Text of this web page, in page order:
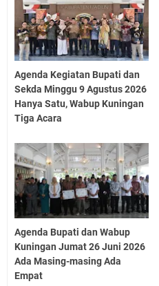
Agenda Kegiatan Bupati dan
Sekda Minggu 9 Agustus 2026
Hanya Satu, Wabup Kuningan
Tiga Acara
Agenda Bupati dan Wabup
Kuningan Jumat 26 Juni 2026
Ada Masing-masing Ada
Empat